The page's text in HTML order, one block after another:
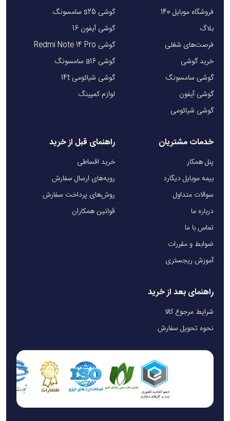
فروشگاه موبایل 140
بلاگ
فرصت‌های شغلی
خرید گوشی
گوشی سامسونگ
گوشی آیفون
گوشی شیائومی
گوشی s25 سامسونگ
گوشی آیفون 16
گوشی Redmi Note 14 Pro
گوشی a16 سامسونگ
گوشی شیائومی 14t
لوازم کمپینگ
خدمات مشتریان
پنل همکار
بیمه موبایل دیگارد
سوالات متداول
درباره ما
تماس با ما
ضوابط و مقررات
آموزش ریجستری
راهنمای قبل از خرید
خرید اقساطی
رویه‌های ارسال سفارش
روش‌های پرداخت سفارش
قوانین همکاران
راهنمای بعد از خرید
شرایط مرجوع کالا
نحوه تحویل سفارش